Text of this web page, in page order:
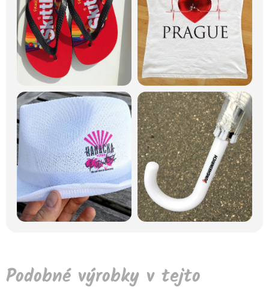
Podobné výrobky v tejto